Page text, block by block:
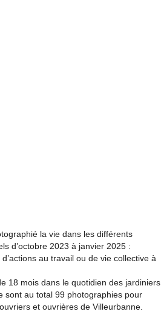
la vie dans les différents
d’octobre 2023 à janvier 2025 :
au travail ou de vie collective à
18 mois dans le quotidien des jardiniers
sont au total 99 photographies pour
et ouvrières de Villeurbanne.